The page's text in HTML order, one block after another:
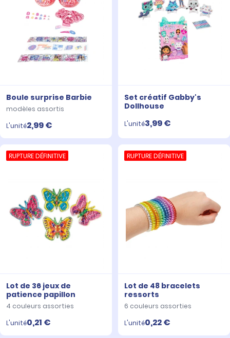
Boule surprise Barbie
modèles assortis
L'unité2,99 €
Set créatif Gabby's
Dollhouse
L'unité3,99 €
RUPTURE DÉFINITIVE
Lot de 36 jeux de
patience papillon
4 couleurs assorties
L'unité0,21 €
RUPTURE DÉFINITIVE
Lot de 48 bracelets
ressorts
6 couleurs assorties
L'unité0,22 €